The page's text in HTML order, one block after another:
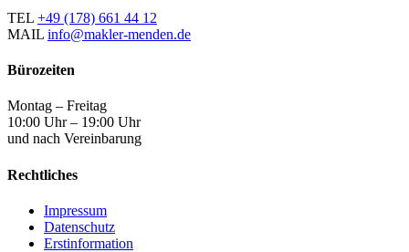
TEL +49 (178) 661 44 12
MAIL info@makler-menden.de
Bürozeiten
Montag – Freitag
10:00 Uhr – 19:00 Uhr
und nach Vereinbarung
Rechtliches
Impressum
Datenschutz
Erstinformation